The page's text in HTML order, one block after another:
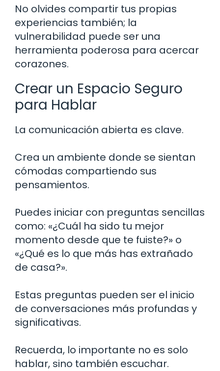
No olvides compartir tus propias
experiencias también; la
vulnerabilidad puede ser una
herramienta poderosa para acercar
corazones.
Crear un Espacio Seguro
para Hablar
La comunicación abierta es clave.
Crea un ambiente donde se sientan
cómodas compartiendo sus
pensamientos.
Puedes iniciar con preguntas sencillas
como: «¿Cuál ha sido tu mejor
momento desde que te fuiste?» o
«¿Qué es lo que más has extrañado
de casa?».
Estas preguntas pueden ser el inicio
de conversaciones más profundas y
significativas.
Recuerda, lo importante no es solo
hablar, sino también escuchar.